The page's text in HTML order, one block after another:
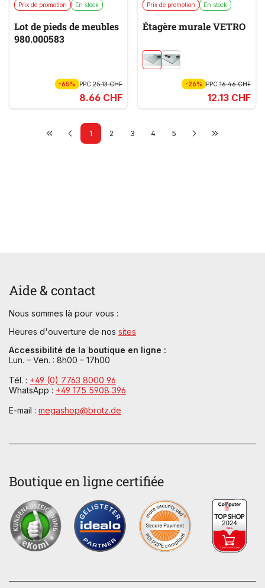
Prix de promotion En stock
Lot de pieds de meubles
980.000583
-65% PPC 25.13 CHF
8.66 CHF
Prix de promotion En stock
Étagère murale VETRO
-26% PPC16.46 CHF
12.13 CHF
1 2 3 4 5
Aide & contact
Nous sommes là pour vous :
Heures d'ouverture de nos sites
Accessibilité de la boutique en ligne :
Lun. – Ven. : 8h00 – 17h00
Tél. : +49 (0) 7763 8000 96
WhatsApp : +49 175 5908 396
E-mail : megashop@brotz.de
Boutique en ligne certifiée